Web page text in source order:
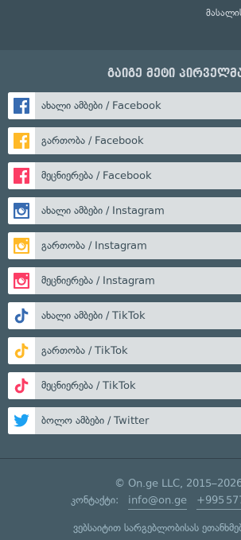
გაიგე მეტი
ახალი ამბები / Facebook
გართობა / Facebook
მეცნიერება / Facebook
ახალი ამბები / Instagram
გართობა / Instagram
მეცნიერება / Instagram
ახალი ამბები / TikTok
გართობა / TikTok
მეცნიერება / TikTok
ბოლო ამბები / Twitter
© On.ge LLC,
კონტაქტი: info@on.ge +995
ვებსაიტით სარგებლობისას